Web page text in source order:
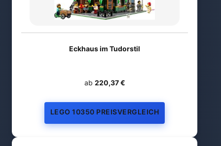
Eckhaus im Tudorstil
ab 220,37 €
LEGO 10350 PREISVERGLEICH